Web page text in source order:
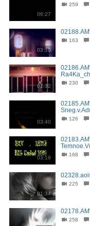
06:27
259
03:10
163
02:32
230
03:40
126
03:19
168
01:34
225
258